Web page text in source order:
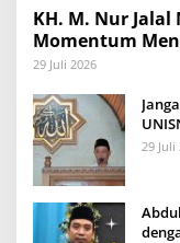
KH. M. Nur
Momentum
dan Mengisinya
29 Juli 2026
29 Juli